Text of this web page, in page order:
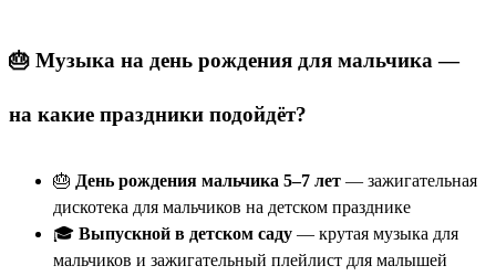
🎂 Музыка на день рождения для мальчика —
на какие праздники подойдёт?
🎂 День рождения мальчика 5–7 лет — зажигательная
дискотека для мальчиков на детском празднике
🎓 Выпускной в детском саду — крутая музыка для
мальчиков и зажигательный плейлист для малышей